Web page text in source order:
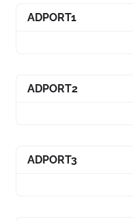
ADPORT1
ADPORT2
ADPORT3